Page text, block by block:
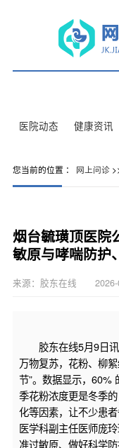
医院动态 健康资讯
您当前的位置 ： 网上问诊
烟台毓璜顶医院
敏原与哮喘防护
来源：胶东在线 2026-
胶东在线5月9日讯
万物复苏，花粉、柳
节”。数据显示，60%
季花粉浓度更是冬季
化等因素，让不少患
医学科副主任医师庞
准过敏原、做好科学